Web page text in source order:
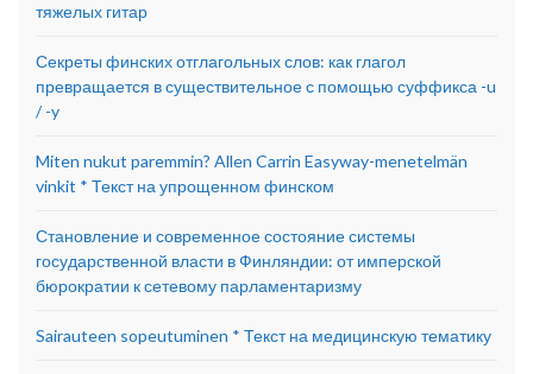
тяжелых гитар
Секреты финских отглагольных слов: как глагол
превращается в существительное с помощью суффикса -u
/ -y
Miten nukut paremmin? Allen Carrin Easyway-menetelmän
vinkit * Текст на упрощенном финском
Становление и современное состояние системы
государственной власти в Финляндии: от имперской
бюрократии к сетевому парламентаризму
Sairauteen sopeutuminen * Текст на медицинскую тематику